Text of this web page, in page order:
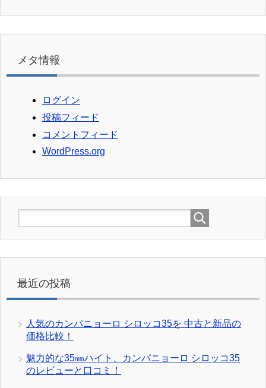
メタ情報
ログイン
投稿フィード
コメントフィード
WordPress.org
最近の投稿
人気のカンパニョーロ シロッコ35を 中古と新品の
価格比較！
魅力的な35㎜ハイト、カンパニョーロ シロッコ35
のレビューと口コミ！